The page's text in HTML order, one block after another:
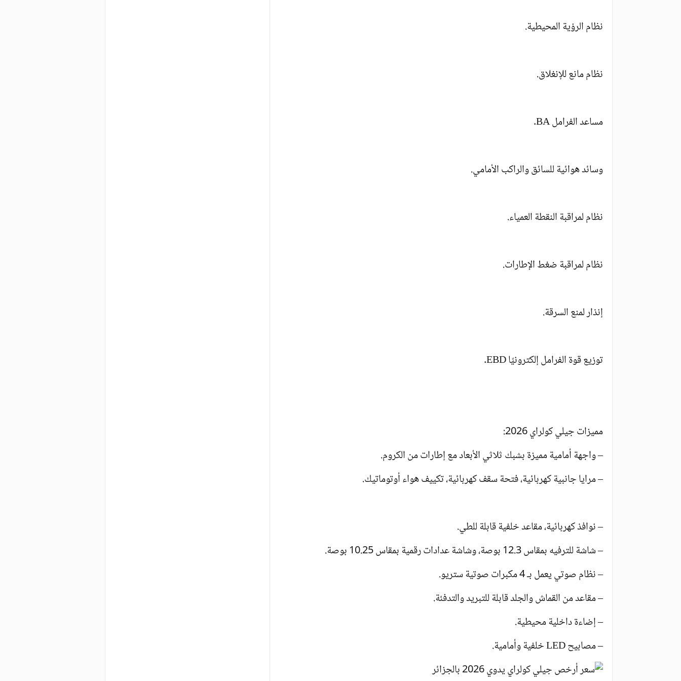
نظام الرؤية المحيطية.
نظام مانع للإنغلاق.
مساعد الفرامل BA.
وسائد هوائية للسائق والراكب الأمامي.
نظام لمراقبة النقطة العمياء.
نظام لمراقبة ضغط الإطارات.
إنذار لمنع السرقة.
توزيع قوة الفرامل إلكترونيًا EBD.
مميزات جيلي كولراي 2026:
– واجهة أمامية مميزة بشبك ثلاثي الأبعاد مع إطارات من الكروم.
– مرايا جانبية كهربائية، فتحة سقف كهربائية، تكييف هواء أوتوماتيك.
– نوافذ كهربائية، مقاعد خلفية قابلة للطي.
– شاشة للترفيه بمقاس 12.3 بوصة، وشاشة عدادات رقمية بمقاس 10.25 بوصة.
– نظام صوتي يعمل بـ 4 مكبرات صوتية ستريو.
– مقاعد من القماش والجلد قابلة للتبريد والتدفئة.
– إضاءة داخلية محيطية.
– مصابيح LED خلفية وأمامية.